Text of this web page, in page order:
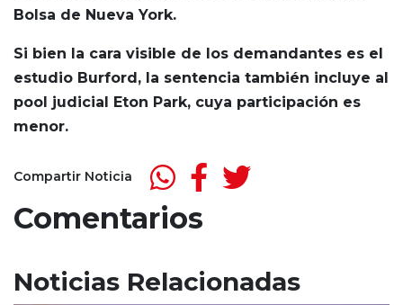
Bolsa de Nueva York.
Si bien la cara visible de los demandantes es el
estudio Burford, la sentencia también incluye al
pool judicial Eton Park, cuya participación es
menor.
Compartir Noticia
Comentarios
Noticias Relacionadas